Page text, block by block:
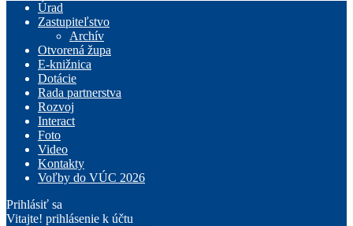
Úrad
Zastupiteľstvo
Archív
Otvorená župa
E-knižnica
Dotácie
Rada partnerstva
Rozvoj
Interact
Foto
Video
Kontakty
Voľby do VÚC 2026
Prihlásiť sa
Vitajte! prihlásenie k účtu